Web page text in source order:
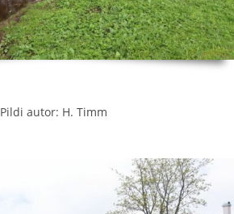
Pildi autor: H. Timm